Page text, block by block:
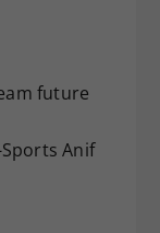
future
Sports Anif